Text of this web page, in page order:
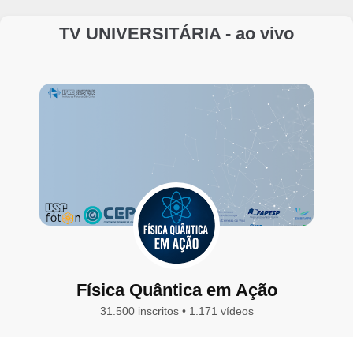
TV UNIVERSITÁRIA - ao vivo
Física Quântica em Ação
31.500 inscritos • 1.171 vídeos